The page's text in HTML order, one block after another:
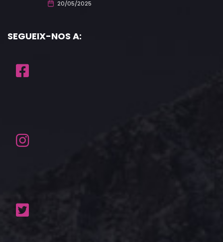
20/05/2025
SEGUEIX-NOS A: